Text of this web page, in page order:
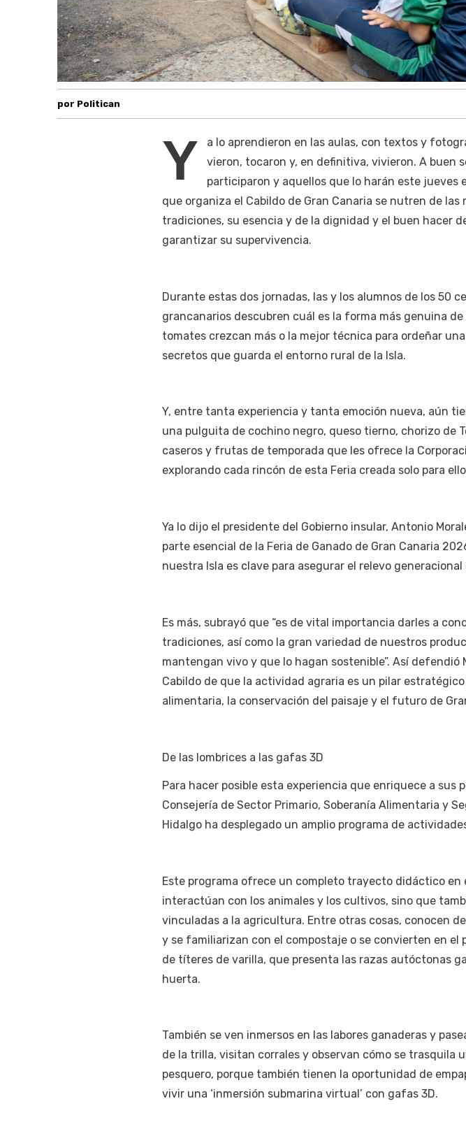
por Politican
Y
a lo aprendieron en las aulas, con textos y
vieron, tocaron y, en definitiva, vivieron. A buen
participaron y aquellos que lo harán este jueves
que organiza el Cabildo de Gran Canaria se nutren de las
tradiciones, su esencia y de la dignidad y el buen hacer
garantizar su supervivencia.
Durante estas dos jornadas, las y los alumnos de los 50
grancanarios descubren cuál es la forma más genuina
tomates crezcan más o la mejor técnica para ordeñar
secretos que guarda el entorno rural de la Isla.
Y, entre tanta experiencia y tanta emoción nueva, aún
una pulguita de cochino negro, queso tierno, chorizo de
caseros y frutas de temporada que les ofrece la
explorando cada rincón de esta Feria creada solo para
Ya lo dijo el presidente del Gobierno insular, Antonio
parte esencial de la Feria de Ganado de Gran Canaria
nuestra Isla es clave para asegurar el relevo generacional
Es más, subrayó que “es de vital importancia darles a
tradiciones, así como la gran variedad de nuestros
mantengan vivo y que lo hagan sostenible”. Así defendió
Cabildo de que la actividad agraria es un pilar
alimentaria, la conservación del paisaje y el futuro de
De las lombrices a las gafas 3D
Para hacer posible esta experiencia que enriquece a sus
Consejería de Sector Primario, Soberanía Alimentaria y
Hidalgo ha desplegado un amplio programa de
Este programa ofrece un completo trayecto didáctico en
interactúan con los animales y los cultivos, sino que
vinculadas a la agricultura. Entre otras cosas, conocen
y se familiarizan con el compostaje o se convierten en
de títeres de varilla, que presenta las razas autóctonas
huerta.
También se ven inmersos en las labores ganaderas y
de la trilla, visitan corrales y observan cómo se trasquila
pesquero, porque también tienen la oportunidad de
vivir una ‘inmersión submarina virtual’ con gafas 3D.